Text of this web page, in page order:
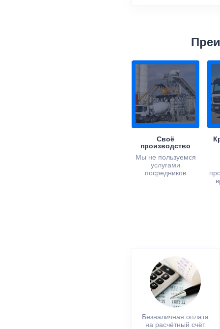
Своё
производство
Мы не пользуемся
услугами
посредников
Безналичная оплата
на расчётный счёт